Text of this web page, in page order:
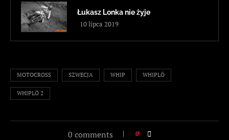
Łukasz Lonka nie żyje
10 lipca 2019
MOTOCROSS SZWECJA WHIP WHIPLÖ
WHIPLÖ 2
0 comments 0